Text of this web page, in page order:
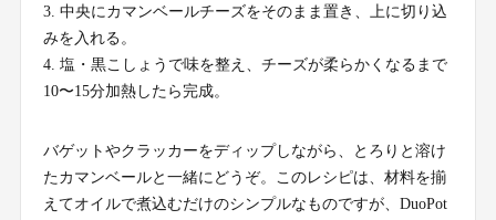
中央にカマンベールチーズをそのまま置き、上に切り込
みを入れる。
塩・黒こしょうで味を整え、チーズが柔らかくなるまで
10〜15分加熱したら完成。
バゲットやクラッカーをディップしながら、とろりと溶け
たカマンベールと一緒にどうぞ。このレシピは、材料を揃
えてオイルで煮込むだけのシンプルなものですが、DuoPot